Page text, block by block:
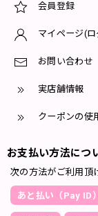
会員登録
マイページ(
お問い合わせ
実店舗情報
クーポンの使
お支払い方法につ
次の方法がご利用頂
あと払い（Pay ID）